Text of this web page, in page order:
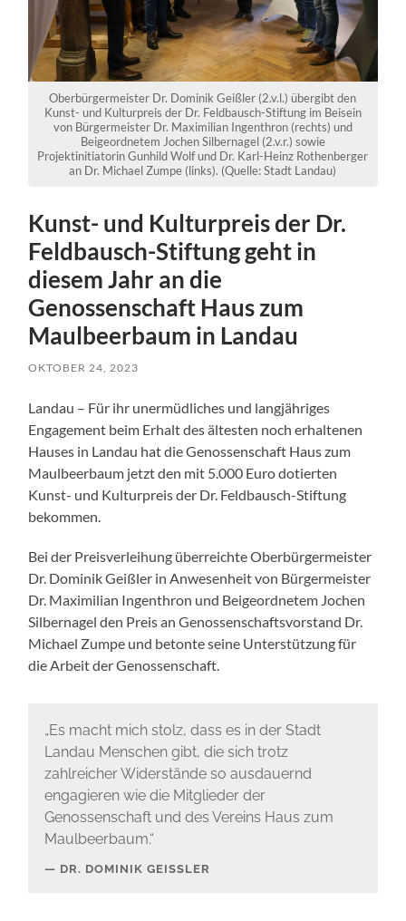
Oberbürgermeister Dr. Dominik Geißler (2.v.l.) übergibt den
Kunst- und Kulturpreis der Dr. Feldbausch-Stiftung im Beisein
von Bürgermeister Dr. Maximilian Ingenthron (rechts) und
Beigeordnetem Jochen Silbernagel (2.v.r.) sowie
Projektinitiatorin Gunhild Wolf und Dr. Karl-Heinz Rothenberger
an Dr. Michael Zumpe (links). (Quelle: Stadt Landau)
Kunst- und Kulturpreis der Dr.
Feldbausch-Stiftung geht in
diesem Jahr an die
Genossenschaft Haus zum
Maulbeerbaum in Landau
OKTOBER 24, 2023
Landau – Für ihr unermüdliches und langjähriges
Engagement beim Erhalt des ältesten noch erhaltenen
Hauses in Landau hat die Genossenschaft Haus zum
Maulbeerbaum jetzt den mit 5.000 Euro dotierten
Kunst- und Kulturpreis der Dr. Feldbausch-Stiftung
bekommen.
Bei der Preisverleihung überreichte Oberbürgermeister
Dr. Dominik Geißler in Anwesenheit von Bürgermeister
Dr. Maximilian Ingenthron und Beigeordnetem Jochen
Silbernagel den Preis an Genossenschaftsvorstand Dr.
Michael Zumpe und betonte seine Unterstützung für
die Arbeit der Genossenschaft.
„Es macht mich stolz, dass es in der Stadt
Landau Menschen gibt, die sich trotz
zahlreicher Widerstände so ausdauernd
engagieren wie die Mitglieder der
Genossenschaft und des Vereins Haus zum
Maulbeerbaum.“
DR. DOMINIK GEISSLER